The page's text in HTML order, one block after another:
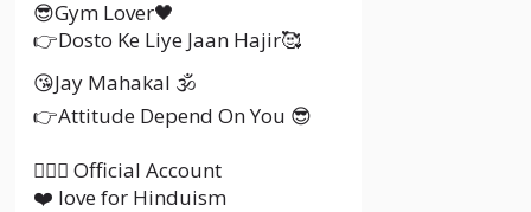
😎Gym Lover🖤
👉Dosto Ke Liye Jaan Hajir🥰
😘Jay Mahakal 🕉️
👉Attitude Depend On You 😎
🕵🏽‍♂️ Official Account
❤️ love for Hinduism